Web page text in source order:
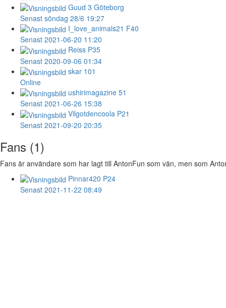
Guud 3 Göteborg
Senast söndag 28/6 19:27
I_love_animals21 F40
Senast 2021-06-20 11:20
Reiss P35
Senast 2020-09-06 01:34
skar 101
Online
ushirimagazine 51
Senast 2021-06-26 15:38
Vilgotdencoola P21
Senast 2021-09-20 20:35
Fans (1)
Fans är användare som har lagt till AntonFun som vän, men som
Pinnar420 P24
Senast 2021-11-22 08:49